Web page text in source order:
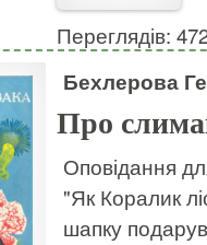
Переглядів:
Бехлерова
Про
Оповідання
"Як Коралик
шапку